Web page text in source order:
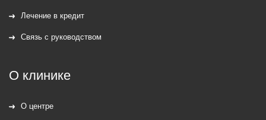
Лечение в кредит
Связь с руководством
О клинике
О центре